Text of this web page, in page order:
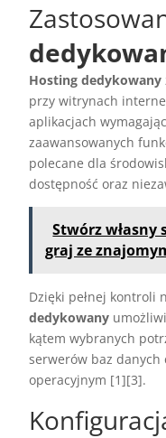
Hosting dedykowany
przy witrynach
aplikacjach
zaawansowanych
polecane dla
dostępność oraz
Stwórz własny
graj ze
Dzięki pełnej kontroli
dedykowany
kątem wybranych
serwerów baz
operacyjnym [1][3].